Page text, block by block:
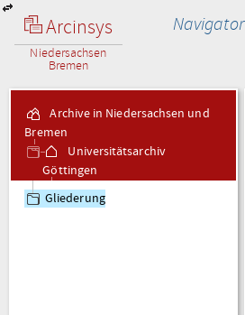
Arcinsys
Niedersachsen
Bremen
Navigator
Archive in Niedersachsen und
Bremen
Universitätsarchiv
Göttingen
Math.-Nat. Pers.
Mathematisch-
Gliederung